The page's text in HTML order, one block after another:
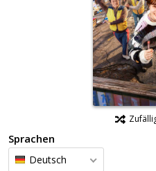
Sprachen
Deutsch